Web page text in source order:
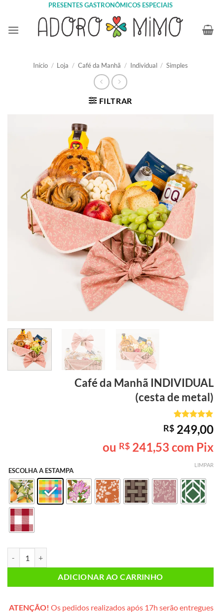
content
PRESENTES GASTRONÔMICOS ESPECIAIS
Início / Loja / Café da Manhã / Individual / Simples
FILTRAR
Café da Manhã INDIVIDUAL
(cesta de metal)
Avaliado
como5de
5, com
baseado em
1
de cliente
R$ 249,00
ou R$ 241,53 com Pix
ESCOLHA A ESTAMPA
LIMPAR
ADICIONAR AO CARRINHO
ATENÇÃO! Os pedidos realizados após 17h serão entregues